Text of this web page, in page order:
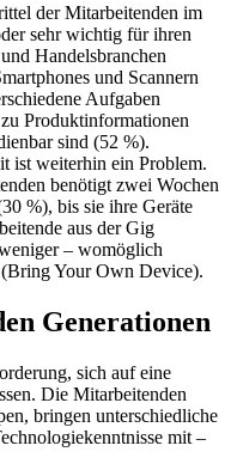
der Mitarbeitenden im
sehr wichtig für ihren
Handelsbranchen
und Scannern
Aufgaben
Produktinformationen
sind (52 %).
ist weiterhin ein Problem.
benötigt zwei Wochen
%), bis sie ihre Geräte
aus der Gig
– womöglich
Your Own Device).
Generationen
sich auf eine
Die Mitarbeitenden
bringen unterschiedliche
mit –